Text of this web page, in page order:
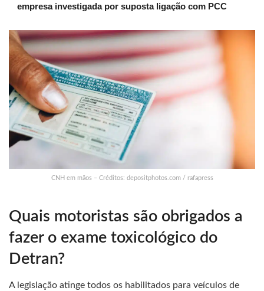
empresa investigada por suposta ligação com PCC
CNH em mãos – Créditos: depositphotos.com / rafapress
Quais motoristas são obrigados a
fazer o exame toxicológico do
Detran?
A legislação atinge todos os habilitados para veículos de